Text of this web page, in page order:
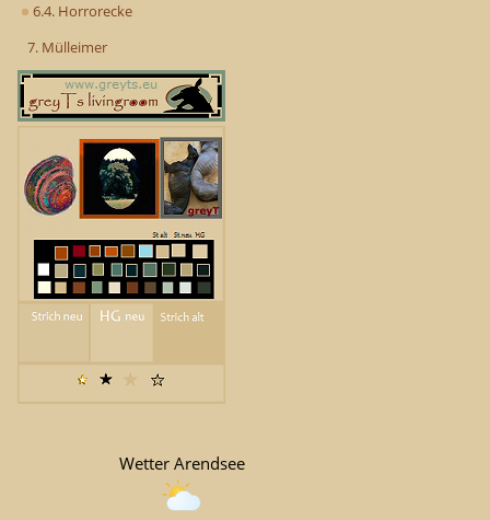
6.4. Horrorecke
7. Mülleimer
Wetter Arendsee